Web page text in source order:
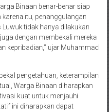
Binaan benar-benar siap
itu, penanggulangan
tidak hanya dilakukan
dengan membekali mereka
kepribadian,” ujar Muhammad
pengetahuan, keterampilan
Warga Binaan diharapkan
kuat untuk menjauhi
ini diharapkan dapat